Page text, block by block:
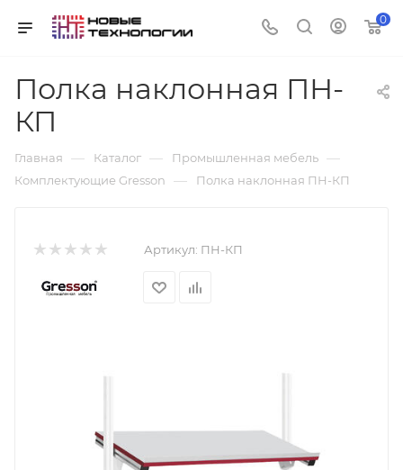
0
Полка наклонная ПН-
КП
Главная — Каталог — Промышленная мебель —
Комплектующие Gresson — Полка наклонная ПН-КП
Артикул: ПН-КП